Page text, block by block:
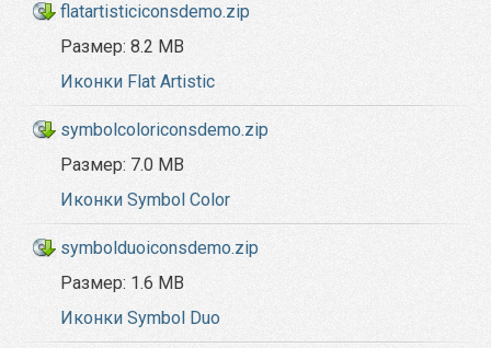
flatartisticiconsdemo.zip
Размер: 8.2 MB
Иконки Flat Artistic
symbolcoloriconsdemo.zip
Размер: 7.0 MB
Иконки Symbol Color
symbolduoiconsdemo.zip
Размер: 1.6 MB
Иконки Symbol Duo